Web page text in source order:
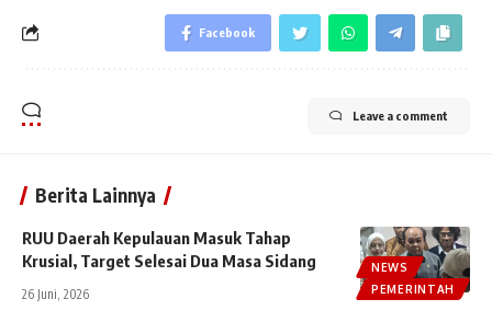
Facebook
Leave a comment
Berita Lainnya
NEWS
PEMERINTAH
RUU Daerah Kepulauan Masuk Tahap
Krusial, Target Selesai Dua Masa Sidang
26 Juni, 2026